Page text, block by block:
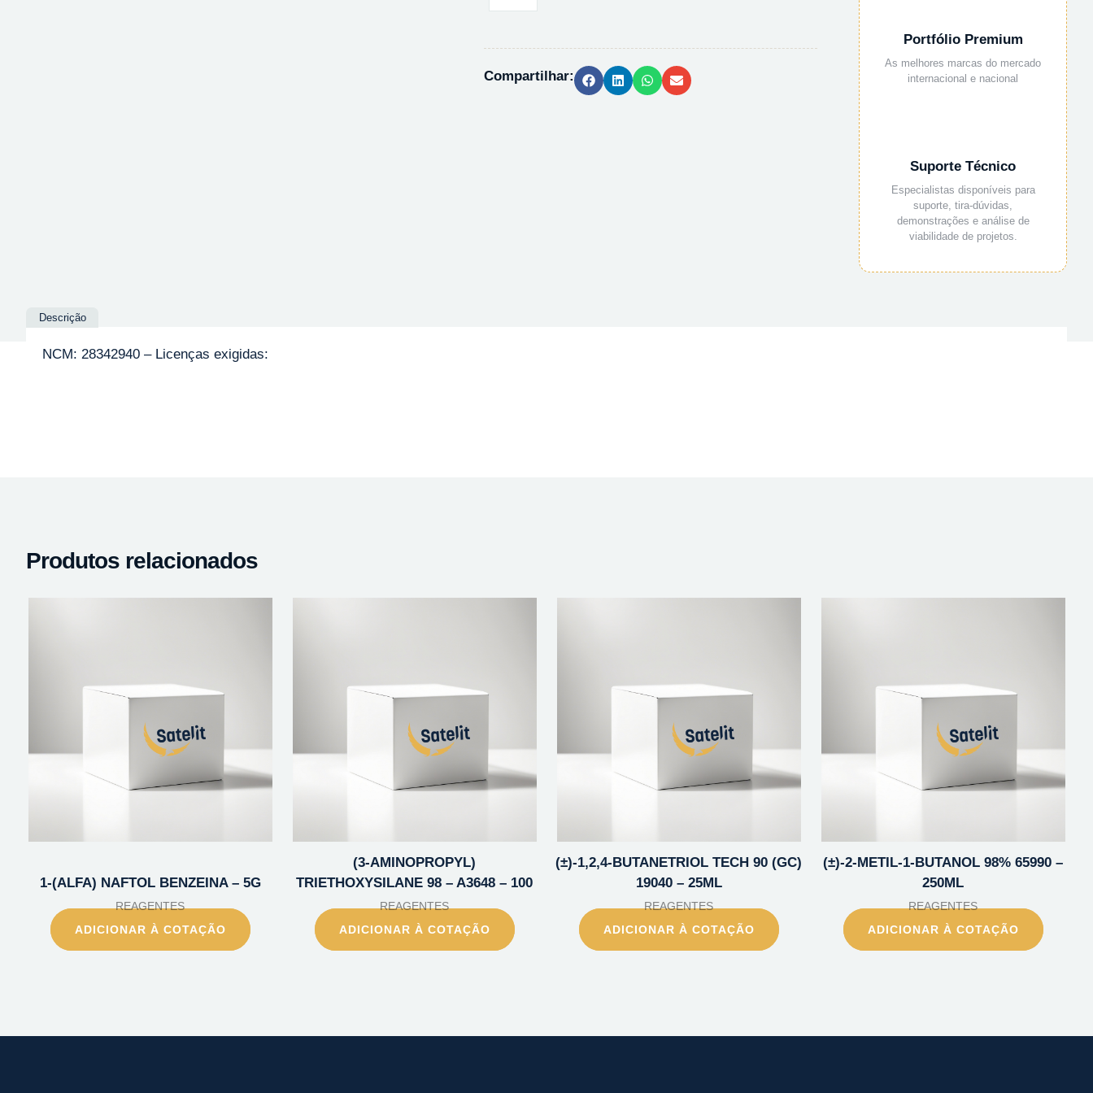
DE
PA
-
Compartilhar:
Portfólio Premium
As melhores marcas do mercado
internacional e nacional
Suporte Técnico
Especialistas disponíveis para
suporte, tira-dúvidas,
demonstrações e análise de
viabilidade de projetos.
Descrição
NCM: 28342940 – Licenças exigidas:
Produtos relacionados
1-(ALFA) NAFTOL BENZEINA – 5G
REAGENTES
ADICIONAR À COTAÇÃO
(3-AMINOPROPYL)
TRIETHOXYSILANE 98 – A3648 – 100
REAGENTES
ADICIONAR À COTAÇÃO
(±)-1,2,4-BUTANETRIOL TECH 90 (GC)
19040 – 25ML
REAGENTES
ADICIONAR À COTAÇÃO
(±)-2-METIL-1-BUTANOL 98% 65990 –
250ML
REAGENTES
ADICIONAR À COTAÇÃO